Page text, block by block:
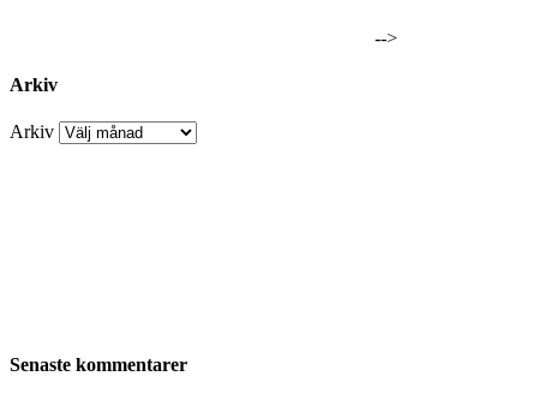
-->
Arkiv
Arkiv
Senaste kommentarer